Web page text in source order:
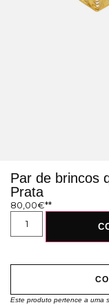
Par de brincos
Prata
80,00€
Este produto pertence a uma